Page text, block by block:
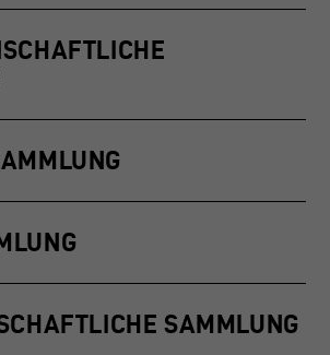
SAMMLUNG